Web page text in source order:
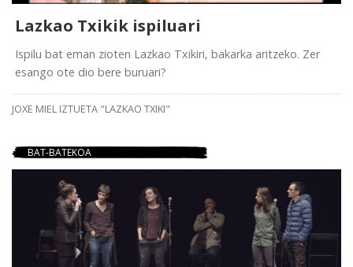
Lazkao Txikik ispiluari
Ispilu bat eman zioten Lazkao Txikiri, bakarka aritzeko. Zer
esango ote dio bere buruari?
JOXE MIEL IZTUETA "LAZKAO TXIKI"
BAT-BATEKOA